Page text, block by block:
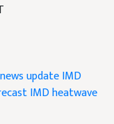
updateIMD
IMD heatwave